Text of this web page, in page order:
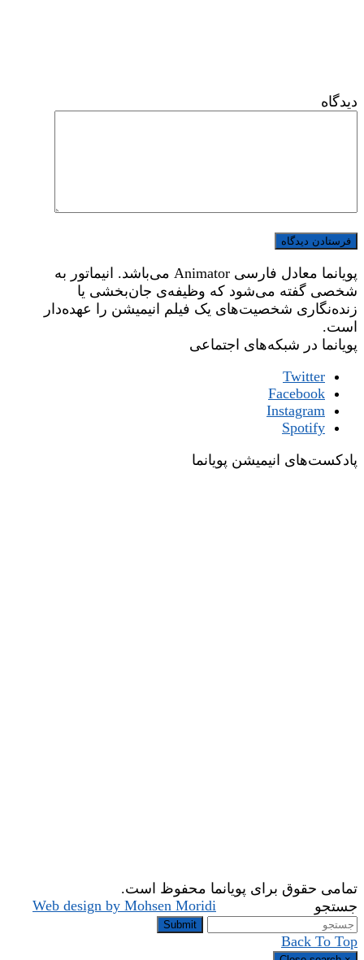
دیدگاه
پویانما معادل فارسی Animator می‌باشد. انیماتور به
شخصی گفته می‌شود که وظیفه‌ی جان‌بخشی یا
زنده‌نگاری شخصیت‌های یک فیلم انیمیشن را عهده‌دار
است.
پویانما در شبکه‌های اجتماعی
Twitter
Facebook
Instagram
Spotify
پادکست‌های انیمیشن پویانما
تمامی حقوق برای پویانما محفوظ است.
Web design by Mohsen Moridi
جستجو
Submit
Back To Top